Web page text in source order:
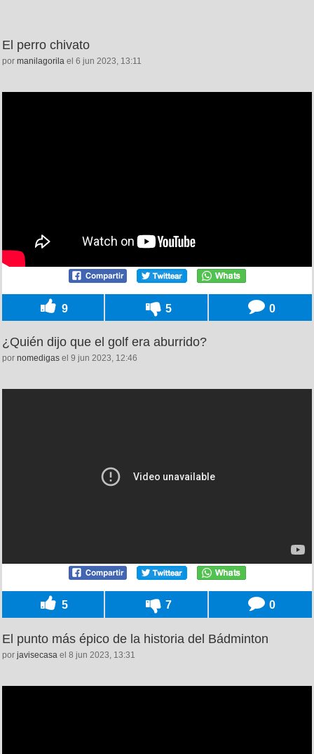
El perro chivato
por manilagorila el 6 jun 2023, 13:11
9 5 0
¿Quién dijo que el golf era aburrido?
por nomedigas el 9 jun 2023, 12:46
5 7 0
El punto más épico de la historia del Bádminton
por javisecasa el 8 jun 2023, 13:31